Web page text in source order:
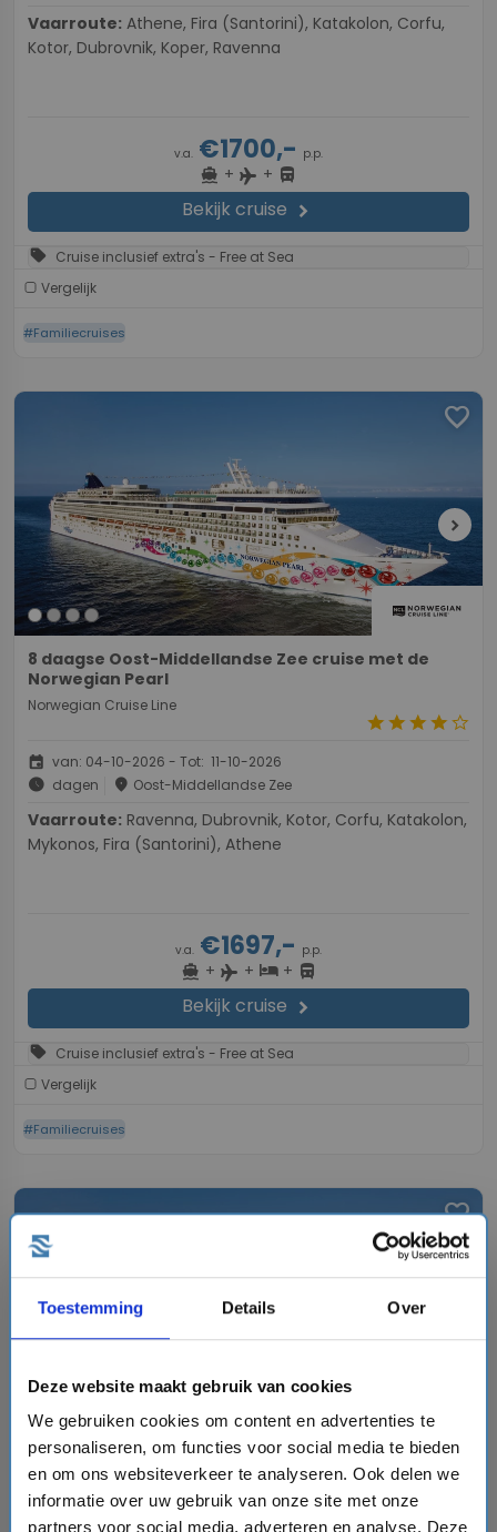
Toestemming Details Over
Deze website maakt gebruik van cookies
We gebruiken cookies om content en advertenties te
personaliseren, om functies voor social media te bieden
en om ons websiteverkeer te analyseren. Ook delen we
informatie over uw gebruik van onze site met onze
partners voor social media, adverteren en analyse. Deze
Vaarroute:
Kotor, Dubrovnik, Koper, Ravenna
v.a. €1700,- p.p.
directions_boat + flight + directions_bus
Bekijk cruise chevron_right
sell Cruise inclusief extra's - Free at Sea
Vergelijk
#Familiecruises
favorite
chevron_right
8 daagse Oost-Middellandse Zee cruise met de
Norwegian Pearl
Norwegian Cruise Line
starstarstarstarstar_border
event van: 04-10-2026 - Tot: 11-10-2026
schedule dagen place Oost-Middellandse Zee
Vaarroute:
Mykonos, Fira (Santorini), Athene
v.a. €1697,- p.p.
directions_boat + flight + hotel+ directions_bus
Bekijk cruise chevron_right
sell Cruise inclusief extra's - Free at Sea
Vergelijk
#Familiecruises
favorite
8 daagse Oost-Middellandse Zee cruise met de
Norwegian Pearl
Norwegian Cruise Line
star star star star star_border